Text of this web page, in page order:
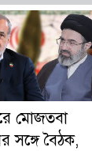
মোজতবা
সঙ্গে বৈঠক,